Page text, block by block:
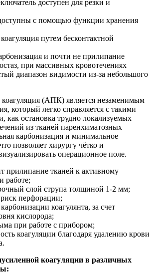
доступен для резки и
с помощью функции хранения
путем бесконтактной
и почти не прилипание
при массивных кровотечениях
диапазон видимости из-за небольшого
(АПК) является незаменимым
который легко справляется с такими
как остановка трудно локализуемых
из тканей паренхиматозных
карбонизация и минимальное
позволяет хирургу чётко и
операционное поле.
прилипание тканей к активному
работе;
слой струпа толщиной 1-2 мм;
перфорации;
коагулянта, за счет
кислорода;
при работе с прибором;
коагуляции благодаря удалению крови
коагуляции в различных